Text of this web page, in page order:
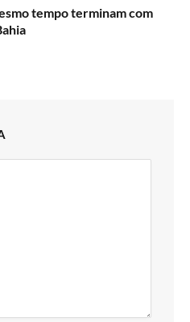
tempo terminam com